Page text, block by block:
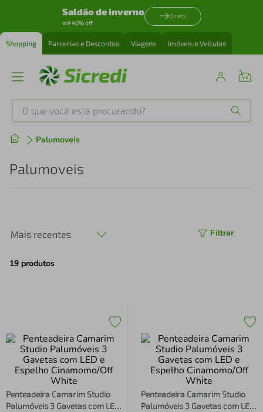
Saldão de inverno
até 40% off
Quero
Shopping Parcerias e Descontos Viagens Imóveis e Veículos
O que você está procurando?
Palumoveis
Palumoveis
Mais recentes Filtrar
19 produtos
Penteadeira Camarim Studio
Palumóveis 3 Gavetas com LED
Penteadeira Camarim Studio
Palumóveis 3 Gavetas com LED
Produtos mais buscados
perfume
4º air fryer